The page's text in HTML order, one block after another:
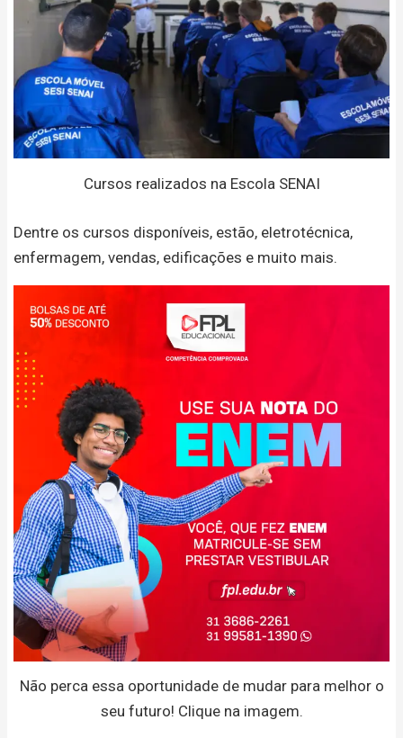
Cursos realizados na Escola SENAI
Dentre os cursos disponíveis, estão, eletrotécnica,
enfermagem, vendas, edificações e muito mais.
Não perca essa oportunidade de mudar para melhor o
seu futuro! Clique na imagem.